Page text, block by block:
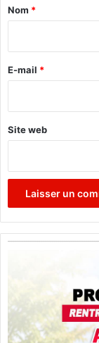
a
e
Nom *
E-mail *
Site web